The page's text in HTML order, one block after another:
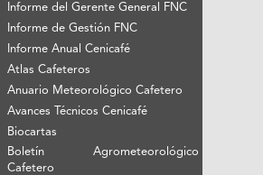
Informe del Gerente General FNC
Informe de Gestión FNC
Informe Anual Cenicafé
Atlas Cafeteros
Anuario Meteorológico Cafetero
Avances Técnicos Cenicafé
Biocartas
Boletín Agrometeorológico
Cafetero